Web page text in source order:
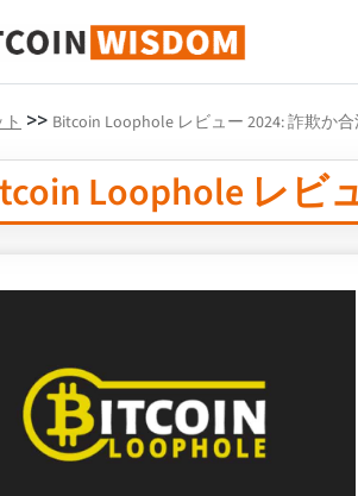
コインの知恵
ト >> Bitcoin Loophole レビュー 2024: 詐欺か
Loophole レビ